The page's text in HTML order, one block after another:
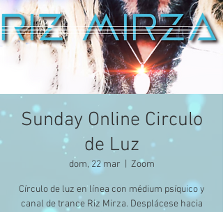
Sunday Online Circulo
de Luz
dom, 22 mar Zoom
Círculo de luz en línea con médium psíquico y
canal de trance Riz Mirza. Desplácese hacia